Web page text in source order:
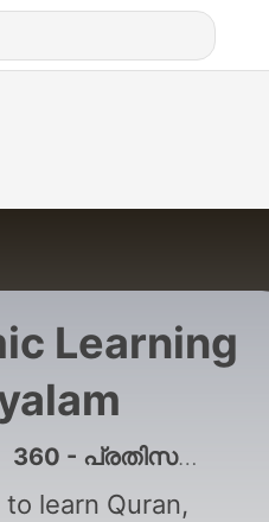
Learning
360 - പ്രതിസന്ധികൾക്കു മുന്നിൽ ഇനിയും തളരണമോ? | ഹാരിസ് ഇബ്നു സലീം | Haris Ibnu Saleem
learn Quran,